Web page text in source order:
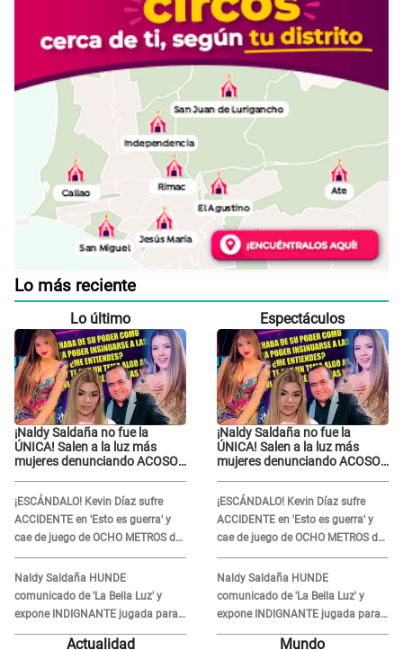
Lo más reciente
Lo último
¡Naldy Saldaña no fue la
ÚNICA! Salen a la luz más
mujeres denunciando ACOSO
director
¡ESCÁNDALO! Kevin Díaz sufre
ACCIDENTE en 'Esto es guerra' y
cae de juego de OCHO METROS de
altura: "La colchoneta se rompe..."
Naldy Saldaña HUNDE
comunicado de 'La Bella Luz' y
expone INDIGNANTE jugada para
DEFENDER a director: "Que he
Espectáculos
¡Naldy Saldaña no fue la
ÚNICA! Salen a la luz más
mujeres denunciando ACOSO
director
¡ESCÁNDALO! Kevin Díaz sufre
ACCIDENTE en 'Esto es guerra' y
cae de juego de OCHO METROS de
altura: "La colchoneta se rompe..."
Naldy Saldaña HUNDE
comunicado de 'La Bella Luz' y
expone INDIGNANTE jugada para
DEFENDER a director: "Que he
Actualidad Mundo